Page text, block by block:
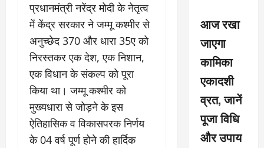
प्रधानमंत्री नरेंद्र मोदी के नेतृत्व
में केंद्र सरकार ने जम्मू कश्मीर से
अनुच्छेद 370 और धारा 35ए को
निरस्तकर एक देश, एक निशान,
एक विधान के संकल्प को पूरा
किया था। जम्मू कश्मीर को
मुख्यधारा से जोड़ने के इस
ऐतिहासिक व विकासपरक निर्णय
के 04 वर्ष पूर्ण होने की हार्दिक
आज रखा
जाएगा
कामिका
एकादशी
व्रत, जानें
पूजा विधि
और उपाय